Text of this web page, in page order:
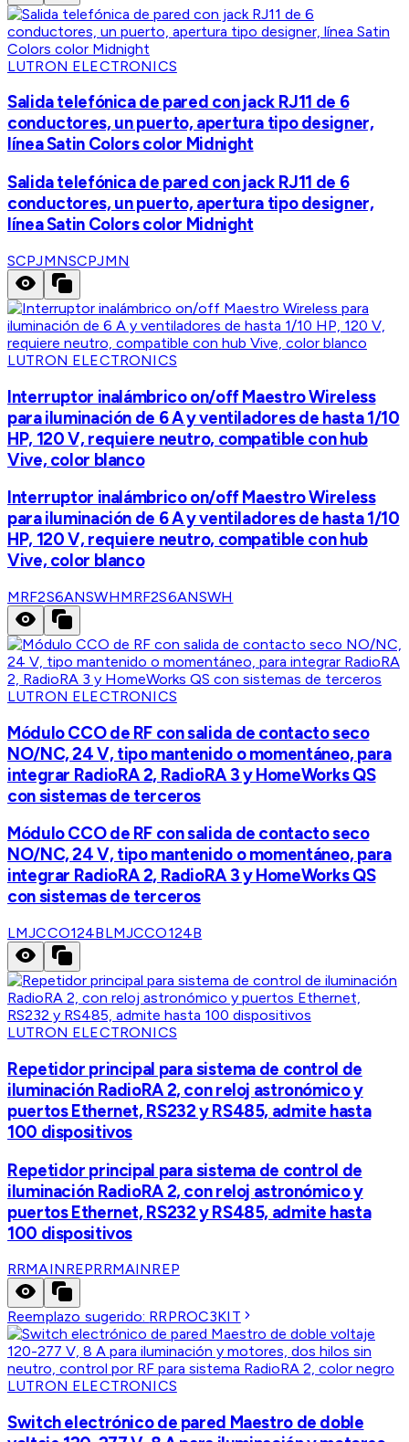
LUTRON ELECTRONICS
Salida telefónica de pared con jack RJ11 de 6
conductores, un puerto, apertura tipo designer,
línea Satin Colors color Midnight
Salida telefónica de pared con jack RJ11 de 6
conductores, un puerto, apertura tipo designer,
línea Satin Colors color Midnight
SCPJMNSCPJMN
LUTRON ELECTRONICS
Interruptor inalámbrico on/off Maestro Wireless
para iluminación de 6 A y ventiladores de hasta 1/10
HP, 120 V, requiere neutro, compatible con hub
Vive, color blanco
Interruptor inalámbrico on/off Maestro Wireless
para iluminación de 6 A y ventiladores de hasta 1/10
HP, 120 V, requiere neutro, compatible con hub
Vive, color blanco
MRF2S6ANSWHMRF2S6ANSWH
LUTRON ELECTRONICS
Módulo CCO de RF con salida de contacto seco
NO/NC, 24 V, tipo mantenido o momentáneo, para
integrar RadioRA 2, RadioRA 3 y HomeWorks QS
con sistemas de terceros
Módulo CCO de RF con salida de contacto seco
NO/NC, 24 V, tipo mantenido o momentáneo, para
integrar RadioRA 2, RadioRA 3 y HomeWorks QS
con sistemas de terceros
LMJCCO124BLMJCCO124B
LUTRON ELECTRONICS
Repetidor principal para sistema de control de
iluminación RadioRA 2, con reloj astronómico y
puertos Ethernet, RS232 y RS485, admite hasta
100 dispositivos
Repetidor principal para sistema de control de
iluminación RadioRA 2, con reloj astronómico y
puertos Ethernet, RS232 y RS485, admite hasta
100 dispositivos
RRMAINREPRRMAINREP
Reemplazo sugerido: RRPROC3KIT
LUTRON ELECTRONICS
Switch electrónico de pared Maestro de doble